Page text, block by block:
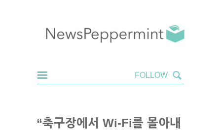
“축구장에서 Wi-Fi를 몰아내